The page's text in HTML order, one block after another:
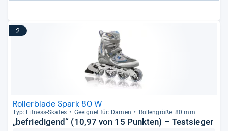
2
Rollerblade Spark 80 W
Typ: Fit­ness-​Ska­tes Geeig­net für: Damen Rol­len­größe: 80 mm
„befriedigend“ (10,97 von 15 Punkten) – Testsieger